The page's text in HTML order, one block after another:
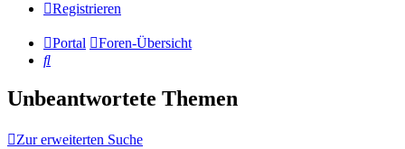
Registrieren
Portal
Foren-Übersicht
Suche
Unbeantwortete Themen
Zur erweiterten Suche